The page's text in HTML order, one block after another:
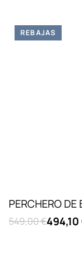
PERCHERO
549,00 €494,10
REBAJAS